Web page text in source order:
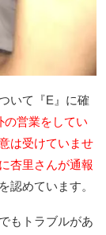
いて『E』に確
の営業をしてい
は受けていませ
杏里さんが通報
認めています。
もトラブルがあ